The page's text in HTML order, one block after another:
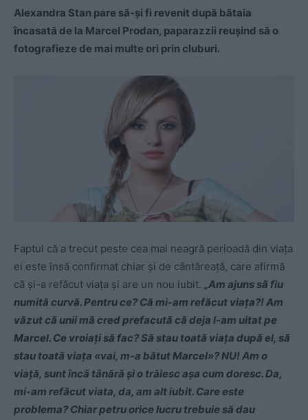
Alexandra Stan pare să-și fi revenit după bătaia
încasată de la Marcel Prodan, paparazzii reușind să o
fotografieze de mai multe ori prin cluburi.
Faptul că a trecut peste cea mai neagră perioadă din viața
ei este însă confirmat chiar și de cântăreață, care afirmă
că și-a refăcut viața și are un nou iubit. „Am ajuns să fiu
numită curvă. Pentru ce? Că mi-am refăcut viaţa?! Am
văzut că unii mă cred prefacută că deja l-am uitat pe
Marcel. Ce vroiaţi să fac? Să stau toată viaţa după el, să
stau toată viaţa «vai, m-a bătut Marcel»? NU! Am o
viaţă, sunt încă tânără şi o trăiesc aşa cum doresc. Da,
mi-am refăcut viata, da, am alt iubit. Care este
problema? Chiar petru orice lucru trebuie să dau